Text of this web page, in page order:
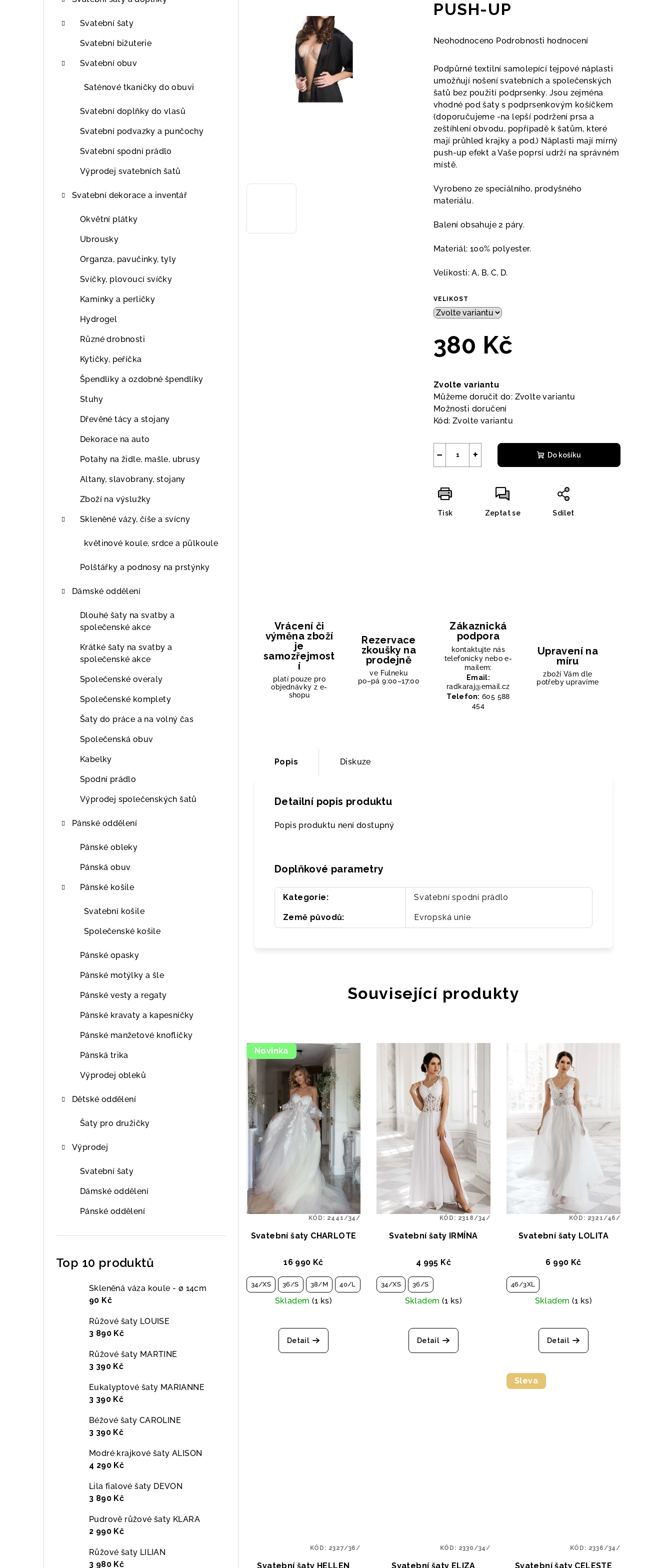
Svatební šaty
Svatební bižuterie
Svatební obuv
Saténové tkaničky do obuvi
Svatební doplňky do vlasů
Svatební podvazky a punčochy
Svatební spodní prádlo
Výprodej svatebních šatů
Svatební dekorace a inventář
Okvětní plátky
Ubrousky
Organza, pavučinky, tyly
Svíčky, plovoucí svíčky
Kamínky a perličky
Hydrogel
Různé drobnosti
Kytičky, peříčka
Špendlíky a ozdobné špendlíky
Stuhy
Dřevěné tácy a stojany
Dekorace na auto
Potahy na židle, mašle, ubrusy
Altany, slavobrany, stojany
Zboží na výslužky
Skleněné vázy, číše a svícny
květinové koule, srdce a půlkoule
Polštářky a podnosy na prstýnky
Dámské oddělení
Dlouhé šaty na svatby a
společenské akce
Krátké šaty na svatby a
společenské akce
Společenské overaly
Společenské komplety
Šaty do práce a na volný čas
Společenská obuv
Kabelky
Spodní prádlo
Výprodej společenských šatů
Pánské oddělení
Pánské obleky
Pánská obuv
Pánské košile
Svatební košile
Společenské košile
Pánské opasky
Pánské motýlky a šle
Pánské vesty a regaty
Pánské kravaty a kapesníčky
Pánské manžetové knoflíčky
Pánská trika
Výprodej obleků
Dětské oddělení
Šaty pro družičky
Výprodej
Svatební šaty
Dámské oddělení
Pánské oddělení
Top 10 produktů
Skleněná váza koule - ø 14cm
90 Kč
Růžové šaty LOUISE
3 890 Kč
Růžové šaty MARTINE
3 390 Kč
Eukalyptové šaty MARIANNE
3 390 Kč
Béžové šaty CAROLINE
3 390 Kč
Modré krajkové šaty ALISON
4 290 Kč
Lila fialové šaty DEVON
3 890 Kč
Pudrově růžové šaty KLARA
2 990 Kč
Růžové šaty LILIAN
3 980 Kč
PUSH-UP
Průměrné
produktu
0,0
5
hvězdiček.
Neohodnoceno Podrobnosti hodnocení
Podpůrné textilní samolepící tejpové náplasti
umožňují nošení svatebních a společenských
šatů bez použití podprsenky. Jsou zejména
vhodné pod šaty s podprsenkovým košíčkem
(doporučujeme -na lepší podržení prsa a
zeštíhlení obvodu, popřípadě k šatům, které
mají průhled krajky a pod.) Náplasti mají mírný
push-up efekt a Vaše poprsí udrží na správném
místě.
Vyrobeno ze speciálního, prodyšného
materiálu.
Balení obsahuje 2 páry.
Materiál: 100% polyester.
Velikosti: A, B, C, D.
VELIKOST
380 Kč
cena:
Zvolte variantu
Můžeme doručit do: Zvolte variantu
Možnosti doručení
Kód: Zvolte variantu
+
− Do košíku
Tisk Zeptat se Sdílet
Vrácení či
výměna zboží
je
samozřejmost
í
platí pouze pro
objednávky z e-
shopu
Rezervace
zkoušky na
prodejně
ve Fulneku
po–pá 9:00–17:00
Zákaznická
podpora
kontaktujte nás
telefonicky nebo e-
mailem:
Email:
radkaraj@email.cz
Telefon: 605 588
454
Upravení na
míru
zboží Vám dle
potřeby upravíme
Popis Diskuze
Detailní popis produktu
Popis produktu není dostupný
Doplňkové parametry
Kategorie: Svatební spodní prádlo
Země původů: Evropská unie
Související produkty
Novinka
Svatební šaty CHARLOTE
16 990 Kč
34/XS 36/S 38/M 40/L
Skladem (1 ks)
Detail
KÓD: 2441/34/
Svatební šaty IRMÍNA
4 995 Kč
34/XS 36/S
Skladem (1 ks)
Detail
KÓD: 2318/34/
Svatební šaty LOLITA
6 990 Kč
46/3XL
Skladem (1 ks)
Detail
KÓD: 2321/46/
Svatební šaty HELLEN
KÓD: 2327/36/
Svatební šaty ELIZA
KÓD: 2330/34/
Sleva
Svatební šaty CELESTE
KÓD: 2336/34/